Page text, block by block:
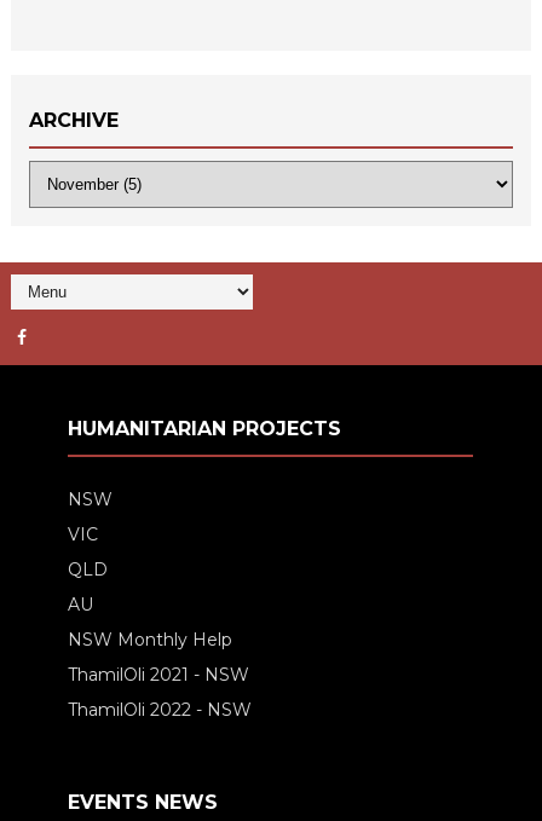
ARCHIVE
HUMANITARIAN PROJECTS
NSW
VIC
QLD
AU
NSW Monthly Help
ThamilOli 2021 - NSW
ThamilOli 2022 - NSW
EVENTS NEWS